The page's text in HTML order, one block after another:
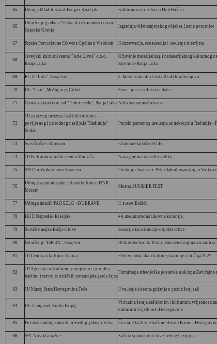
65 Udruga Mladih Korak Brnjaci Kiseljak Kulturna manifestacija Duh Božića
66
Udruženje građana "Ostanak i ekonomski razvoj"
Grapska Gornja
Izgradnja višenamjenskog objekta, ljetne pozornice
67 Srpska Pravoslavna Crkvena Općina u Visokom Konzervacija, restauracija i uređenje enterijera
68
Jevrejski kulturni centar "Arie Livne" d.o.o.
Banja Luka
Očuvanje materijalnog i nematerijalnog kulturnog
zajednice Banja Luka
69 KUD "Lola", Sarajevo 3. Internacionalni festival folklora Sarajevo
70 UG "Cvit", Međugorje, Čitluk Žene - pisci za djecu i mlade
71 Centar za kreativni rad "Dobri medo", Banja Luka Neka ostane među nama
72
JU za razvoj turizma i zaštitu kulturno-
povijesnog i prirodnog naslijeđa "Radimlja"
Stolac
Projekt parternog uređenja uz nekropolu Radimlja -
73 Sveučilište u Mostaru Etnomuzikološki HUB
74 JU Kulturno sportski centar Modriča Nova godina za male i velike
75 SPCO u Vojkovićima Sarajevo Freskopis hrama sv. Petra dabrobosanskog u
76
Udruga za promicanje Urbane kulture u HNK
Mostar
Mostar SUMMER FEST
77 Udruga mladih PAR SELO - DUBRAVE U susret Božiću
78 HKD Napredak Kiseljak 44. međunarodna likovna kolonija
79 Svetište majke Božje Olovo Sanacija konstrukcije objekta crkve
80 Udruženje "ISKRA", Sarajevo Biblioteke kao kulturni fenomen marginaliziranih
81 JU Centar za kulturu Trnovo Petrovdanski dani kulture, tradicije i običaja 2024
82
JU Agencija za kulturno-povijesnu i prirodnu
baštinu i razvoj turističkih potencijala grada Jajca
Formiranje arheološke postavke u sklopu Zavičajne
83 JU Muzej Stara Hercegovina Foča Uvođenje sistema grijanja u pozorišnoj sali
84 UG Ganganet, Široki Brijeg
Virtualna šetnja zaštićenim i kulturnim
kulturnih vrijednosti Hercegovine
85 Hrvatska udruga mladih u Srednjoj Bosni Vitez Čuvanje kulturne baštine Hrvata Bosne i
86 SPC Novo Goražde Zaštita spomenika crkve svetog Georgija